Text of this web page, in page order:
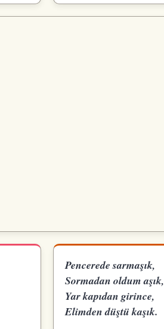
Pencerede sarmaşık,
Sormadan oldum aşık,
Yar kapıdan girince,
Elimden düştü kaşık.